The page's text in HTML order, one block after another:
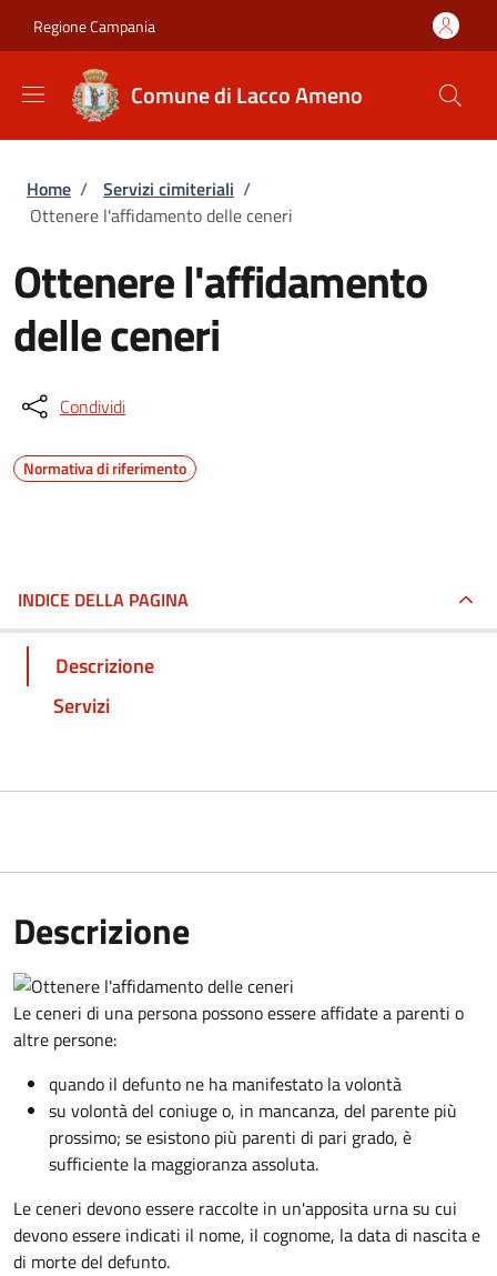
Regione Campania
Comune di Lacco Ameno
Briciole di pane
Home / Servizi cimiteriali /
Ottenere l'affidamento delle ceneri
Ottenere l'affidamento
delle ceneri
Condividi
Normativa di riferimento
INDICE DELLA PAGINA
Descrizione
Servizi
Descrizione
Le ceneri di una persona possono essere affidate a parenti o
altre persone:
quando il defunto ne ha manifestato la volontà
su volontà del coniuge o, in mancanza, del parente più
prossimo; se esistono più parenti di pari grado, è
sufficiente la maggioranza assoluta.
Le ceneri devono essere raccolte in un'apposita urna su cui
devono essere indicati il nome, il cognome, la data di nascita e
di morte del defunto.